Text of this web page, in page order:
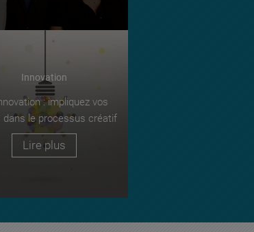
Innovation
: impliquez vos
dans le processus créatif
Lire plus